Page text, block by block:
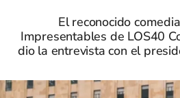
El reconocido
Impresentables de LOS40
dio la entrevista con el